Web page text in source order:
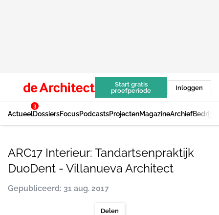
Start gratis
proefperiode
Inloggen
Actueel
3
DossiersFocusPodcastsProjectenMagazineArchief
ARC17 Interieur: Tandartsenpraktijk
DuoDent - Villanueva Architect
Gepubliceerd: 31 aug. 2017
Delen